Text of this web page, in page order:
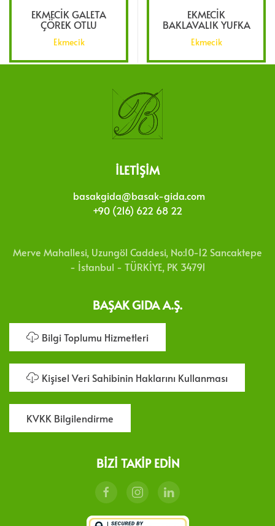
EKMECIK GALETA
ÇÖREK OTLU
Ekmecik
EKMECIK
BAKLAVALIK YUFKA
Ekmecik
BAŞAK GIDA A.Ş.
Bilgi Toplumu Hizmetleri
Kişisel Veri Sahibinin Haklarını Kullanması
KVKK Bilgilendirme
İLETIŞIM
basakgida@basak-gida.com
+90 (216) 622 68 22
Merve Mahallesi, Uzungöl Caddesi, No:10-12 Sancaktepe
- İstanbul - TÜRKİYE, PK 34791
BIZI TAKIP EDIN